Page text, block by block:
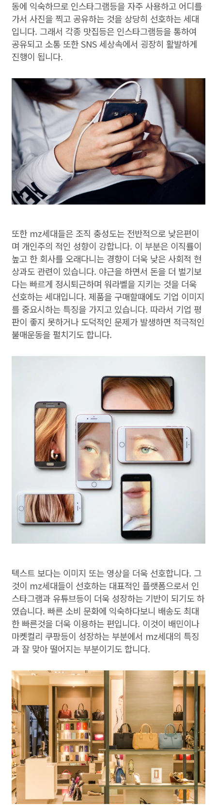
동에 익숙하므로 인스타그램등을 자주 사용하고 어디를
가서 사진을 찍고 공유하는 것을 상당히 선호하는 세대
입니다. 그래서 각종 맛집등은 인스타그램등을 통하여
공유되고 소통 또한 SNS 세상속에서 굉장히 활발하게
진행이 됩니다.
또한 mz세대들은 조직 충성도는 전반적으로 낮은편이
며 개인주의 적인 성향이 강합니다. 이 부분은 이직률이
높고 한 회사를 오래다니는 경향이 더욱 낮은 사회적 현
상과도 관련이 있습니다. 야근을 하면서 돈을 더 벌기보
다는 빠르게 정시퇴근하며 워라벨을 지키는 것을 더욱
선호하는 세대입니다. 제품을 구매할때에도 기업 이미지
를 중요시하는 특징을 가지고 있습니다. 따라서 기업 평
판이 좋지 못하거나 도덕적인 문제가 발생하면 적극적인
불매운동을 펼치기도 합니다.
텍스트 보다는 이미지 또는 영상을 더욱 선호합니다. 그
것이 mz세대들이 선호하는 대표적인 플랫폼으로서 인
스타그램과 유튜브등이 더욱 성장하는 기반이 되기도 하
였습니다. 빠른 소비 문화에 익숙하다보니 배송도 최대
한 빠른것을 더욱 이용하는 편입니다. 이것이 배민이나
마켓컬리 쿠팡등이 성장하는 부분에서 mz세대의 특징
과 잘 맞아 떨어지는 부분이기도 합니다.